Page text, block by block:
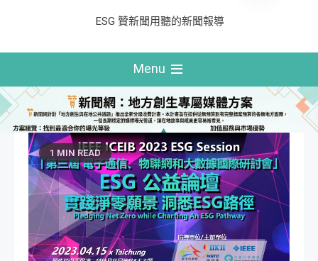
ESG 贊新聞用聽的新聞報導
Menu
1 MIN READ